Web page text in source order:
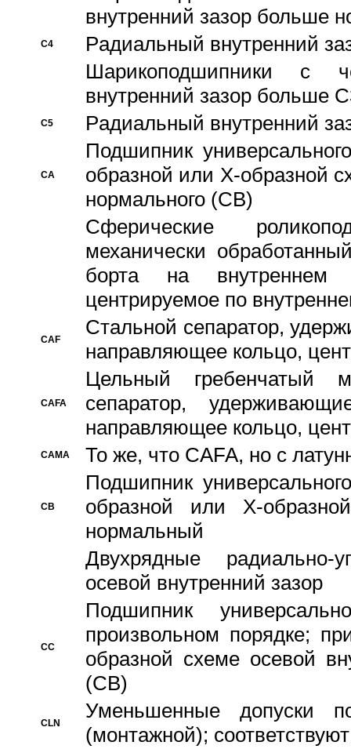
внутренний зазор больше
C4
Pадиальный внутренний
Шарикоподшипники с
внутренний зазор больше
C5 Pадиальный внутренний
CA
Подшипник
образной или Х-образной
нормального (CB)
Сферические
механически
борта на внутреннем
центрируемое по
CAF
Стальной сепаратор,
направляющее кольцо,
CAFA
Цельный гребенчатый
сепаратор,
направляющее кольцо,
CAMA То же, что CAFA, но с
CB
Подшипник
образной или Х-
нормальный
Двухрядные радиально-
осевой внутренний зазор
CC
Подшипник
произвольном порядке;
образной схеме осевой
(CB)
CLN
Уменьшенные
(монтажной);